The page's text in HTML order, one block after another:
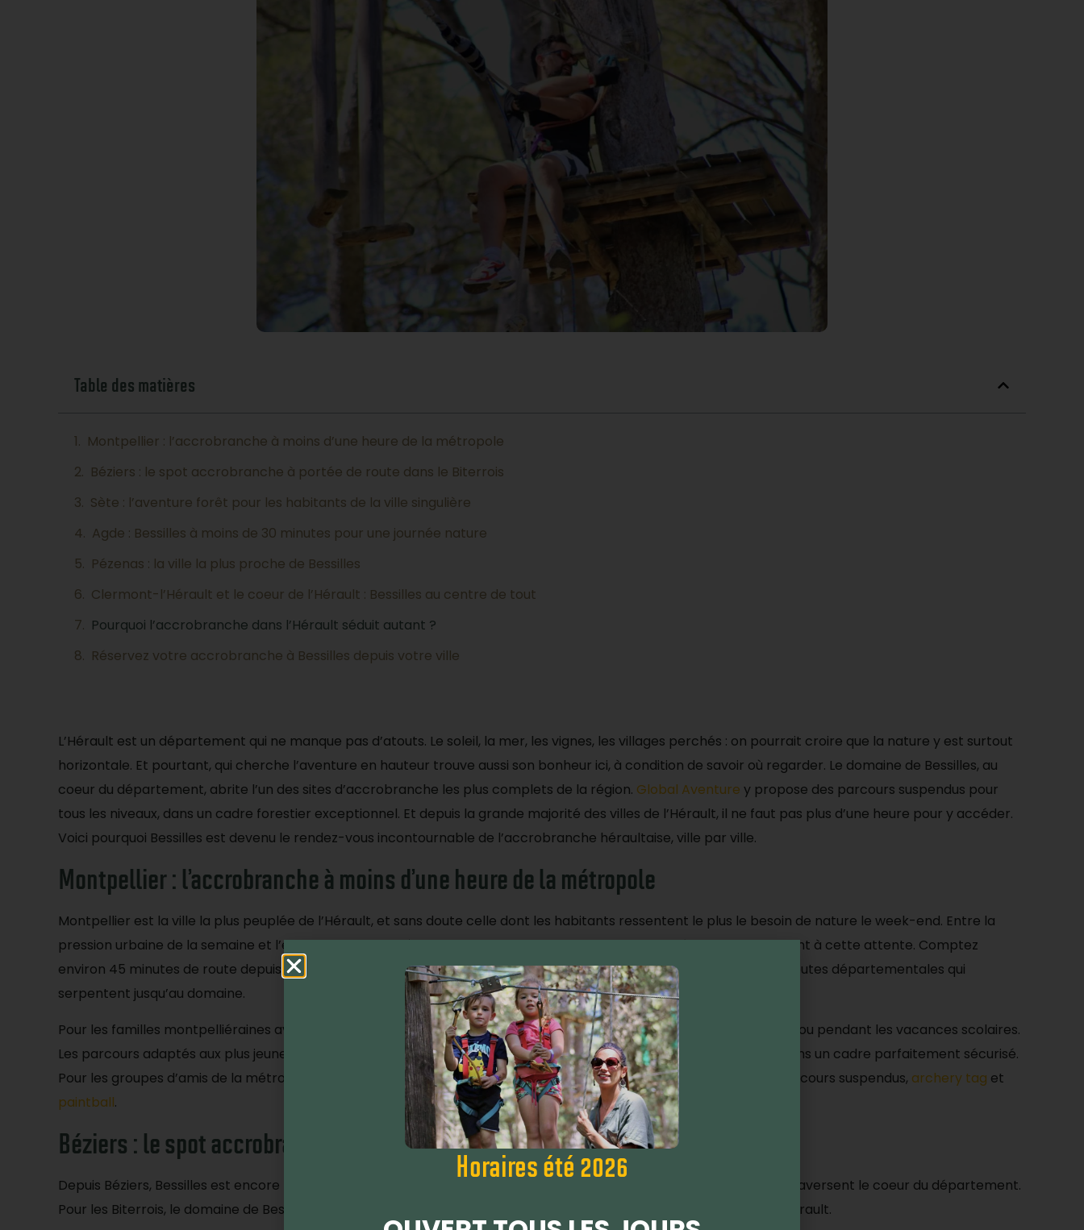
Table des matières
Montpellier : l’accrobranche à moins d’une heure de la métropole
Béziers : le spot accrobranche à portée de route dans le Biterrois
Sète : l’aventure forêt pour les habitants de la ville singulière
Agde : Bessilles à moins de 30 minutes pour une journée nature
Pézenas : la ville la plus proche de Bessilles
Clermont-l’Hérault et le coeur de l’Hérault : Bessilles au centre de tout
Pourquoi l’accrobranche dans l’Hérault séduit autant ?
Réservez votre accrobranche à Bessilles depuis votre ville
L’Hérault est un département qui ne manque pas d’atouts. Le soleil, la mer, les vignes, les villages perchés : on pourrait croire que la nature y est surtout
horizontale. Et pourtant, qui cherche l’aventure en hauteur trouve aussi son bonheur ici, à condition de savoir où regarder. Le domaine de Bessilles, au
coeur du département, abrite l’un des sites d’accrobranche les plus complets de la région. Global Aventure y propose des parcours suspendus pour
tous les niveaux, dans un cadre forestier exceptionnel. Et depuis la grande majorité des villes de l’Hérault, il ne faut pas plus d’une heure pour y accéder.
Voici pourquoi Bessilles est devenu le rendez-vous incontournable de l’accrobranche héraultaise, ville par ville.
Montpellier : l’accrobranche à moins d’une heure de la métropole
Montpellier est la ville la plus peuplée de l’Hérault, et sans doute celle dont les habitants ressentent le plus le besoin de nature le week-end. Entre la
pression urbaine de la semaine et l’envie de grand air dès le vendredi soir, le domaine de Bessilles répond parfaitement à cette attente. Comptez
environ 45 minutes de route depuis le centre de Montpellier, par l’A750 en direction de Clermont-l’Hérault, puis les routes départementales qui
serpentent jusqu’au domaine.
Pour les familles montpelliéraines avec enfants,
l’accrobranche à Global Aventureest une sortie idéale le week-end ou pendant les vacances scolaires.
Les parcours adaptés aux plus jeunes permettent aux enfants de vivre leur première grande aventure en hauteur dans un cadre parfaitement sécurisé.
Pour les groupes d’amis de la métropole, Bessilles est aussi la destination parfaite pour une journée de défis entre parcours suspendus, archery tag et
paintball.
Béziers : le spot accrobranche à portée de route dans le Biterrois
Depuis Béziers, Bessilles est encore plus proche. Comptez environ 30 minutes par l’A9 et les routes secondaires qui traversent le coeur du département.
Pour les Biterrois, le domaine de Bessilles est véritablement la porte d’entrée naturelle vers l’accrobranche dans l’Hérault.
Horaires été 2026